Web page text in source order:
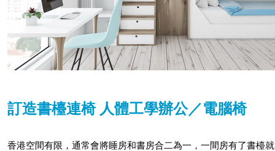
訂造書檯連椅 人體工學辦公／電腦椅
香港空間有限，通常會將睡房和書房合二為一，一間房有了書檯